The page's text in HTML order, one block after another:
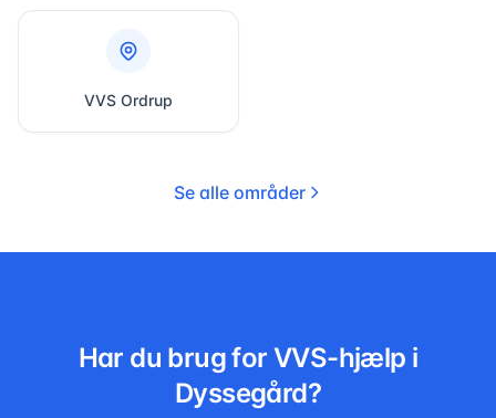
VVS Ordrup
Se alle områder
Har du brug for VVS-hjælp i
Dyssegård?